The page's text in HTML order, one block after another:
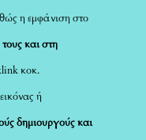
η εμφάνιση στο
και στη
κοκ.
ή
δημιουργούς και